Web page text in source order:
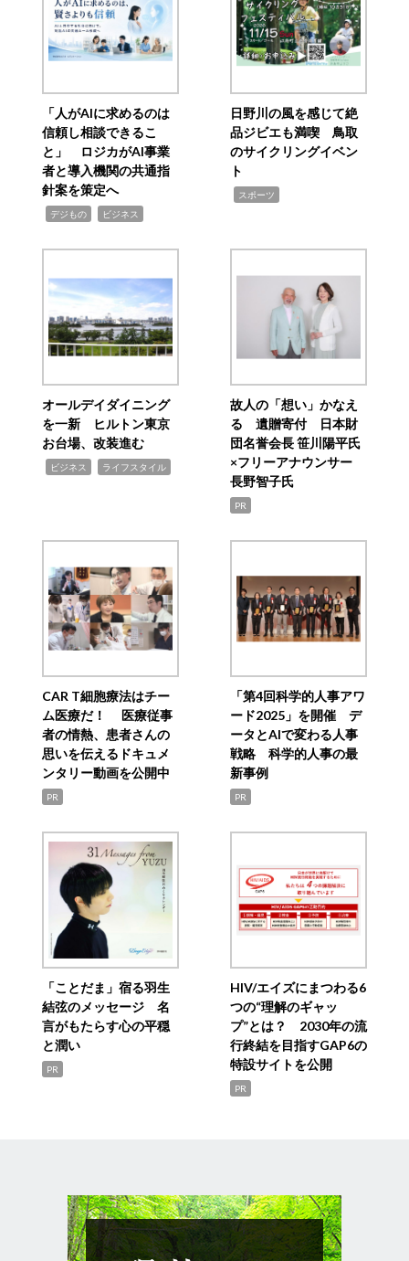
「人がAIに求めるのは
信頼し相談できるこ
と」 ロジカがAI事業
者と導入機関の共通指
針案を策定へ
デジもの ビジネス
日野川の風を感じて絶
品ジビエも満喫 鳥取
のサイクリングイベン
ト
スポーツ
オールデイダイニング
を一新 ヒルトン東京
お台場、改装進む
ビジネス ライフスタイル
故人の「想い」かなえ
る 遺贈寄付 日本財
団名誉会長 笹川陽平氏
×フリーアナウンサー
長野智子氏
PR
CAR T細胞療法はチー
ム医療だ！ 医療従事
者の情熱、患者さんの
思いを伝えるドキュメ
ンタリー動画を公開中
PR
「第4回科学的人事アワ
ード2025」を開催 デ
ータとAIで変わる人事
戦略 科学的人事の最
新事例
PR
「ことだま」宿る羽生
結弦のメッセージ 名
言がもたらす心の平穏
と潤い
PR
HIV/エイズにまつわる6
つの“理解のギャッ
プ”とは？ 2030年の流
行終結を目指すGAP6の
特設サイトを公開
PR